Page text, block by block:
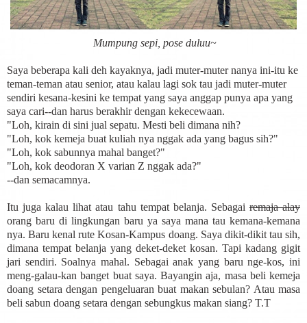
Mumpung sepi, pose duluu~
Saya beberapa kali deh kayaknya, jadi muter-muter nanya ini-itu ke
teman-teman atau senior, atau kalau lagi sok tau jadi muter-muter
sendiri kesana-kesini ke tempat yang saya anggap punya apa yang
saya cari--dan harus berakhir dengan kekecewaan.
"Loh, kirain di sini jual sepatu. Mesti beli dimana nih?
"Loh, kok kemeja buat kuliah nya nggak ada yang bagus sih?"
"Loh, kok sabunnya mahal banget?"
"Loh, kok deodoran X varian Z nggak ada?"
--dan semacamnya.
Itu juga kalau lihat atau tahu tempat belanja. Sebagai remaja alay
orang baru di lingkungan baru ya saya mana tau kemana-kemana
nya. Baru kenal rute Kosan-Kampus doang. Saya dikit-dikit tau sih,
dimana tempat belanja yang deket-deket kosan. Tapi kadang gigit
jari sendiri. Soalnya mahal. Sebagai anak yang baru nge-kos, ini
meng-galau-kan banget buat saya. Bayangin aja, masa beli kemeja
doang setara dengan pengeluaran buat makan sebulan? Atau masa
beli sabun doang setara dengan sebungkus makan siang? T.T